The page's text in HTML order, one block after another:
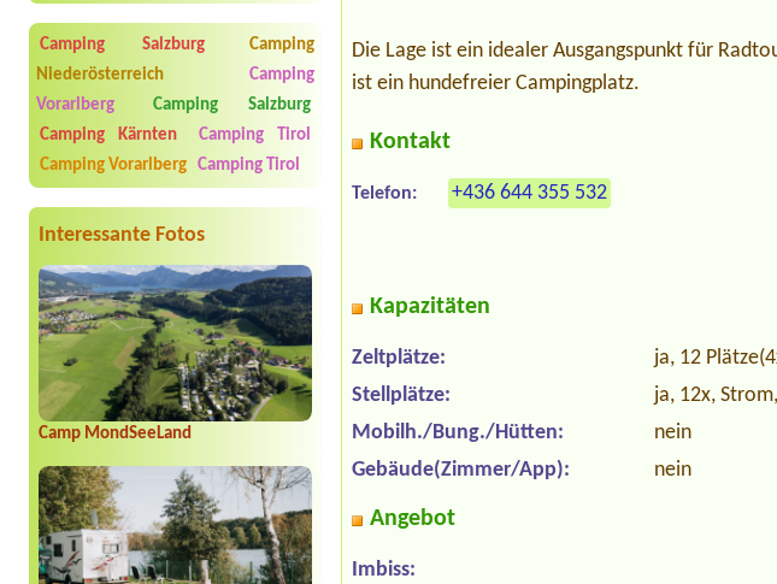
Camping Salzburg
Camping
Niederösterreich
Camping
Vorarlberg
Camping Salzburg
Camping Kärnten
Camping Tirol
Camping Vorarlberg Camping Tirol
Interessante Fotos
Camp MondSeeLand
Die Lage ist ein idealer Ausgangspunkt für
ist ein hundefreier Campingplatz.
Kontakt
Telefon: +436 644 355 532
Kapazitäten
Zeltplätze:
ja, 12
Stellplätze:
ja, 12x,
Mobilh./Bung./Hütten:
nein
Gebäude(Zimmer/App):
nein
Angebot
Imbiss: